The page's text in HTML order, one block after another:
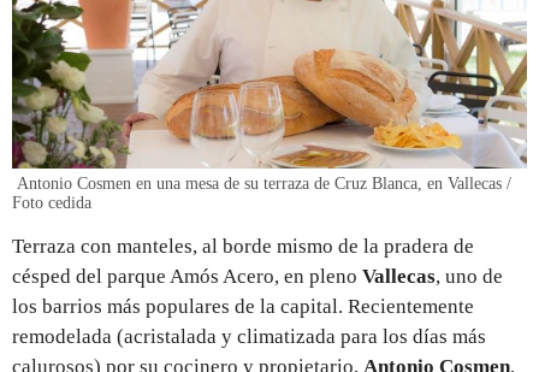
Antonio Cosmen en una mesa de su terraza de Cruz Blanca, en Vallecas /
Foto cedida
Terraza con manteles, al borde mismo de la pradera de
césped del parque Amós Acero, en pleno Vallecas, uno de
los barrios más populares de la capital. Recientemente
remodelada (acristalada y climatizada para los días más
calurosos) por su cocinero y propietario, Antonio Cosmen,